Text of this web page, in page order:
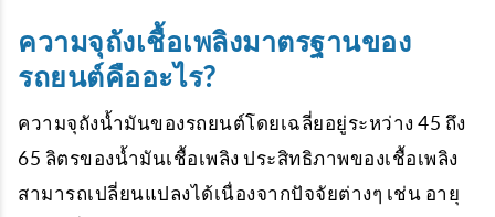
ความจุถังเชื้อเพลิงมาตรฐานของ
รถยนต์คืออะไร?
ความจุถังน้ำมันของรถยนต์โดยเฉลี่ยอยู่ระหว่าง 45 ถึง
65 ลิตรของน้ำมันเชื้อเพลิง ประสิทธิภาพของเชื้อเพลิง
สามารถเปลี่ยนแปลงได้เนื่องจากปัจจัยต่างๆ เช่น อายุ